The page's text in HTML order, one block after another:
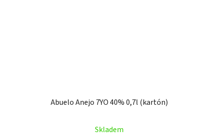
Abuelo Anejo 7YO 40% 0,7l (kartón)
Skladem